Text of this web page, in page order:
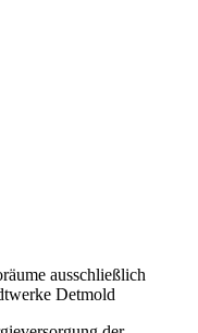
ausschließlich
Detmold